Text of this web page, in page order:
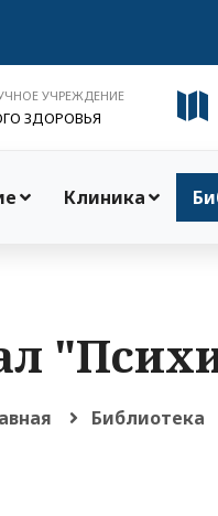
УЧРЕЖДЕНИЕ
ЗДОРОВЬЯ
Клиника
Библиотека